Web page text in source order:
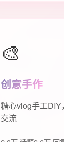
🎨
创意手作
糖心vlog手工
交流